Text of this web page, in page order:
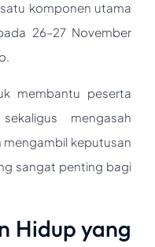
komponen utama
26–27 November
membantu peserta
mengasah
mengambil keputusan
sangat penting bagi
Hidup yang